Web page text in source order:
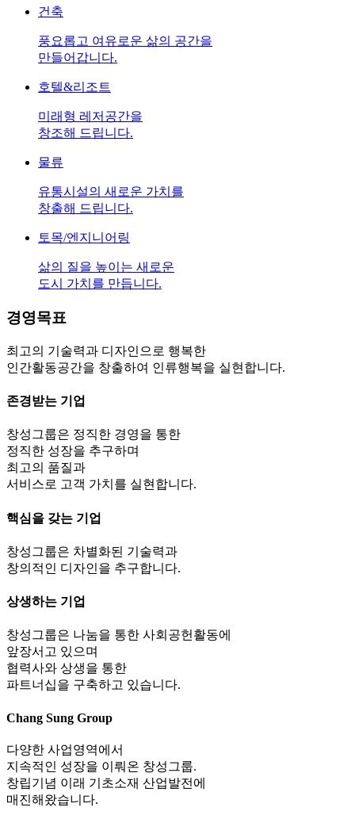
건축
풍요롭고 여유로운 삶의 공간을
만들어갑니다.
호텔&리조트
미래형 레저공간을
창조해 드립니다.
물류
유통시설의 새로운 가치를
창출해 드립니다.
토목/엔지니어링
삶의 질을 높이는 새로운
도시 가치를 만듭니다.
경영목표
최고의 기술력과 디자인으로 행복한
인간활동공간을 창출하여 인류행복을 실현합니다.
존경받는 기업
창성그룹은 정직한 경영을 통한
정직한 성장을 추구하며
최고의 품질과
서비스로 고객 가치를 실현합니다.
핵심을 갖는 기업
창성그룹은 차별화된 기술력과
창의적인 디자인을 추구합니다.
상생하는 기업
창성그룹은 나눔을 통한 사회공헌활동에
앞장서고 있으며
협력사와 상생을 통한
파트너십을 구축하고 있습니다.
Chang Sung Group
다양한 사업영역에서
지속적인 성장을 이뤄온 창성그룹.
창립기념 이래 기초소재 산업발전에
매진해왔습니다.